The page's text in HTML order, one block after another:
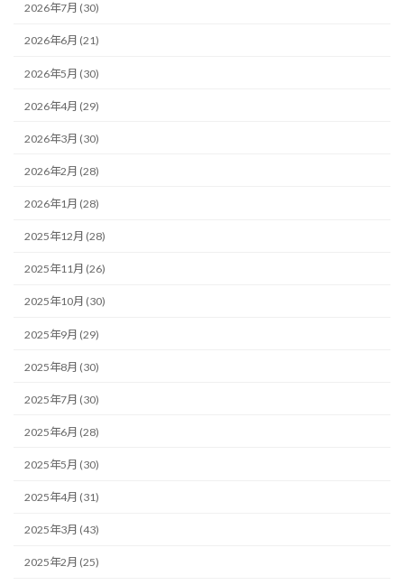
2026年7月 (30)
2026年6月 (21)
2026年5月 (30)
2026年4月 (29)
2026年3月 (30)
2026年2月 (28)
2026年1月 (28)
2025年12月 (28)
2025年11月 (26)
2025年10月 (30)
2025年9月 (29)
2025年8月 (30)
2025年7月 (30)
2025年6月 (28)
2025年5月 (30)
2025年4月 (31)
2025年3月 (43)
2025年2月 (25)